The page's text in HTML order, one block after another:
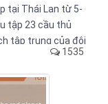
tại Thái Lan từ 5-
tập 23 cầu thủ
tập trung của đội
và tiền đạo Anh
1535